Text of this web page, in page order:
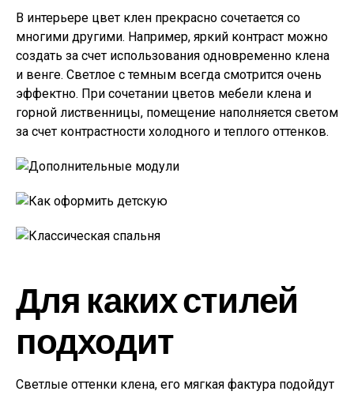
В интерьере цвет клен прекрасно сочетается со
многими другими. Например, яркий контраст можно
создать за счет использования одновременно клена
и венге. Светлое с темным всегда смотрится очень
эффектно. При сочетании цветов мебели клена и
горной лиственницы, помещение наполняется светом
за счет контрастности холодного и теплого оттенков.
Для каких стилей
подходит
Светлые оттенки клена, его мягкая фактура подойдут